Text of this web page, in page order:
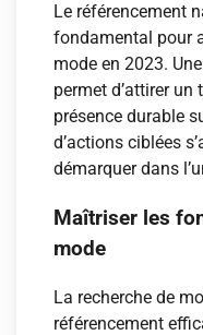
Le référencement
fondamental pour
mode en 2023.
permet d’attirer un
présence durable
d’actions ciblées
démarquer dans
Maîtriser les
mode
La recherche de
référencement